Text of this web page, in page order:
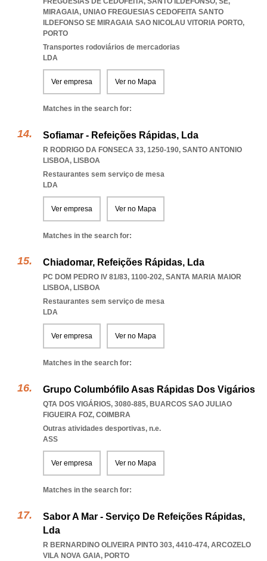
MIRAGAIA, UNIAO FREGUESIAS CEDOFEITA SANTO
ILDEFONSO SE MIRAGAIA SAO NICOLAU VITORIA PORTO,
PORTO
Transportes rodoviários de mercadorias
LDA
Ver empresa Ver no Mapa
Matches in the search for:
Sofiamar - Refeições Rápidas, Lda
R RODRIGO DA FONSECA 33, 1250-190, SANTO ANTONIO
LISBOA, LISBOA
Restaurantes sem serviço de mesa
LDA
Ver empresa Ver no Mapa
Matches in the search for:
Chiadomar, Refeições Rápidas, Lda
PC DOM PEDRO IV 81/83, 1100-202, SANTA MARIA MAIOR
LISBOA, LISBOA
Restaurantes sem serviço de mesa
LDA
Ver empresa Ver no Mapa
Matches in the search for:
Grupo Columbófilo Asas Rápidas Dos Vigários
QTA DOS VIGÁRIOS, 3080-885, BUARCOS SAO JULIAO
FIGUEIRA FOZ, COIMBRA
Outras atividades desportivas, n.e.
ASS
Ver empresa Ver no Mapa
Matches in the search for:
Sabor A Mar - Serviço De Refeições Rápidas,
Lda
R BERNARDINO OLIVEIRA PINTO 303, 4410-474, ARCOZELO
VILA NOVA GAIA, PORTO